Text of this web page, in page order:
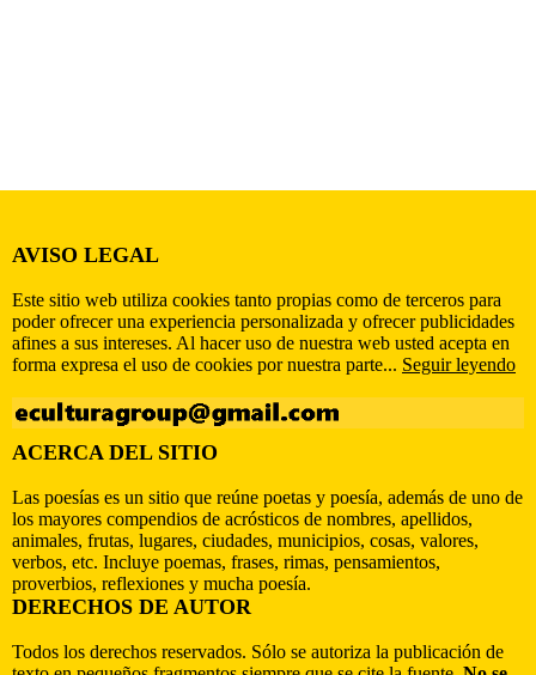
AVISO LEGAL
Este sitio web utiliza cookies tanto propias como de terceros para
poder ofrecer una experiencia personalizada y ofrecer publicidades
afines a sus intereses. Al hacer uso de nuestra web usted acepta en
forma expresa el uso de cookies por nuestra parte... Seguir leyendo
ACERCA DEL SITIO
Las poesías es un sitio que reúne poetas y poesía, además de uno de
los mayores compendios de acrósticos de nombres, apellidos,
animales, frutas, lugares, ciudades, municipios, cosas, valores,
verbos, etc. Incluye poemas, frases, rimas, pensamientos,
proverbios, reflexiones y mucha poesía.
DERECHOS DE AUTOR
Todos los derechos reservados. Sólo se autoriza la publicación de